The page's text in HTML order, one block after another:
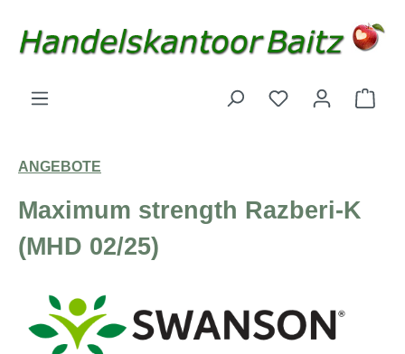
Du hast 0
ANGEBOTE
Maximum strength Razberi-K
(MHD 02/25)